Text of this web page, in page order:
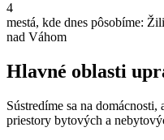
4
mestá, kde dnes pôsobíme:
nad Váhom
Hlavné oblasti
Sústredíme sa na
priestory bytových a